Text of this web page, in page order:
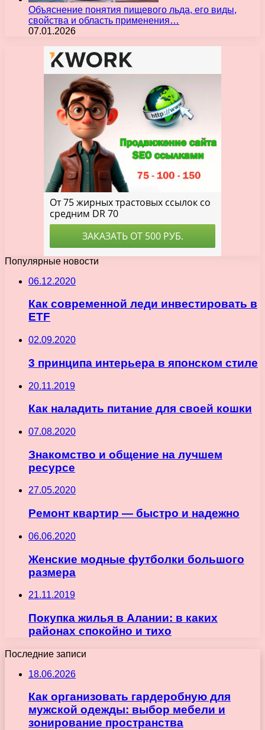
Объяснение понятия пищевого льда, его виды,
свойства и область применения…
07.01.2026
Популярные новости
06.12.2020
Как современной леди инвестировать в
ETF
02.09.2020
3 принципа интерьера в японском стиле
20.11.2019
Как наладить питание для своей кошки
07.08.2020
Знакомство и общение на лучшем
ресурсе
27.05.2020
Ремонт квартир — быстро и надежно
06.06.2020
Женские модные футболки большого
размера
21.11.2019
Покупка жилья в Алании: в каких
районах спокойно и тихо
Последние записи
18.06.2026
Как организовать гардеробную для
мужской одежды: выбор мебели и
зонирование пространства